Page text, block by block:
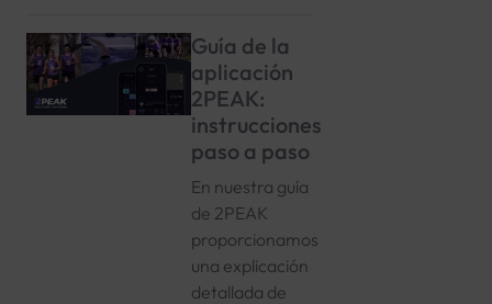
Guía de la
aplicación
2PEAK:
instrucciones
paso a paso
En nuestra guía
de 2PEAK
proporcionamos
una explicación
detallada de